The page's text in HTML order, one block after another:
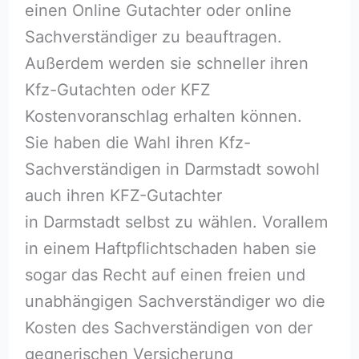
einen Online Gutachter oder online
Sachverständiger zu beauftragen.
Außerdem werden sie schneller ihren
Kfz-Gutachten oder KFZ
Kostenvoranschlag erhalten können.
Sie haben die Wahl ihren Kfz-
Sachverständigen in Darmstadt sowohl
auch ihren KFZ-Gutachter
in Darmstadt selbst zu wählen. Vorallem
in einem Haftpflichtschaden haben sie
sogar das Recht auf einen freien und
unabhängigen Sachverständiger wo die
Kosten des Sachverständigen von der
gegnerischen Versicherung